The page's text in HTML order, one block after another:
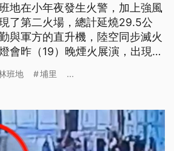
地在小年夜發生火警，加上強風
了第二火場，總計延燒29.5公
與軍方的直升機，陸空同步滅火
會昨（19）晚煙火展演，出現落
班地 埔里 ...